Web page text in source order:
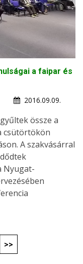
a faipar és
2016.09.09.
össze a
csütörtökön
A szakvásárral
Nyugat-
>>